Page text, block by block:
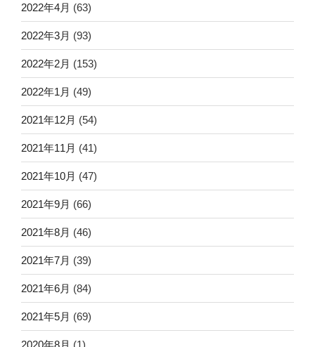
2022年4月 (63)
2022年3月 (93)
2022年2月 (153)
2022年1月 (49)
2021年12月 (54)
2021年11月 (41)
2021年10月 (47)
2021年9月 (66)
2021年8月 (46)
2021年7月 (39)
2021年6月 (84)
2021年5月 (69)
2020年8月 (1)